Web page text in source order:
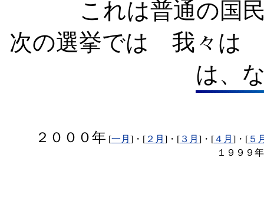
これは普通の国
次の選挙では 我々は
は、
２０００年 [一月 ]・[ ２月 ]・[ ３月 ]・[４月 ]・[ ５
１９９９